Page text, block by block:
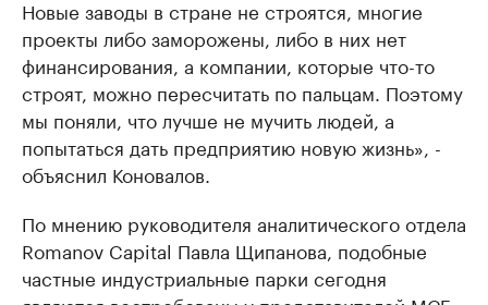
Новые заводы в стране не строятся, многие
проекты либо заморожены, либо в них нет
финансирования, а компании, которые что-то
строят, можно пересчитать по пальцам. Поэтому
мы поняли, что лучше не мучить людей, а
попытаться дать предприятию новую жизнь», -
объяснил Коновалов.
По мнению руководителя аналитического отдела
Romanov Capital Павла Щипанова, подобные
частные индустриальные парки сегодня